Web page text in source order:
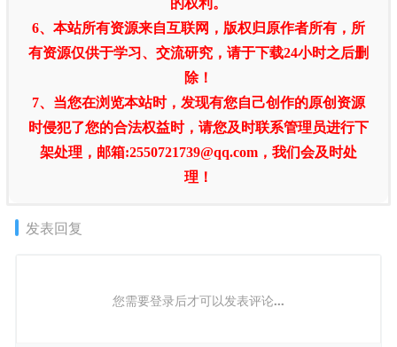
6、本站所有资源来自互联网，版权归原作者所有，所
有资源仅供于学习、交流研究，请于下载24小时之后删
除！
7、当您在浏览本站时，发现有您自己创作的原创资源
时侵犯了您的合法权益时，请您及时联系管理员进行下
架处理，邮箱:2550721739@qq.com，我们会及时处
理！
发表回复
您需要登录后才可以发表评论...